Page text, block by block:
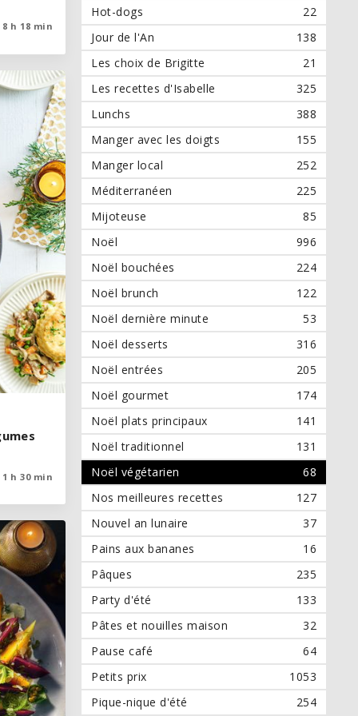
8 h 18 min
8 h 18 min
1 h 30 min
1 h 30 min
Hot-dogs
22
Jour de l'An
138
Les choix de Brigitte
21
Les recettes d'Isabelle
325
Lunchs
388
Manger avec les doigts
155
Manger local
252
Méditerranéen
225
Mijoteuse
85
Noël
996
Noël bouchées
224
Noël brunch
122
Noël dernière minute
53
Noël desserts
316
Noël entrées
205
Noël gourmet
174
Noël plats principaux
141
Noël traditionnel
131
Noël végétarien
68
Nos meilleures recettes
127
Nouvel an lunaire
37
Pains aux bananes
16
Pâques
235
Party d'été
133
Pâtes et nouilles maison
32
Pause café
64
Petits prix
1053
Pique-nique d'été
254